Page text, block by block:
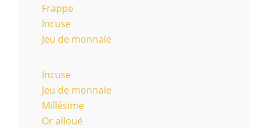
Frappe
Incuse
Jeu de monnaie
Incuse
Jeu de monnaie
Millésime
Or alloué